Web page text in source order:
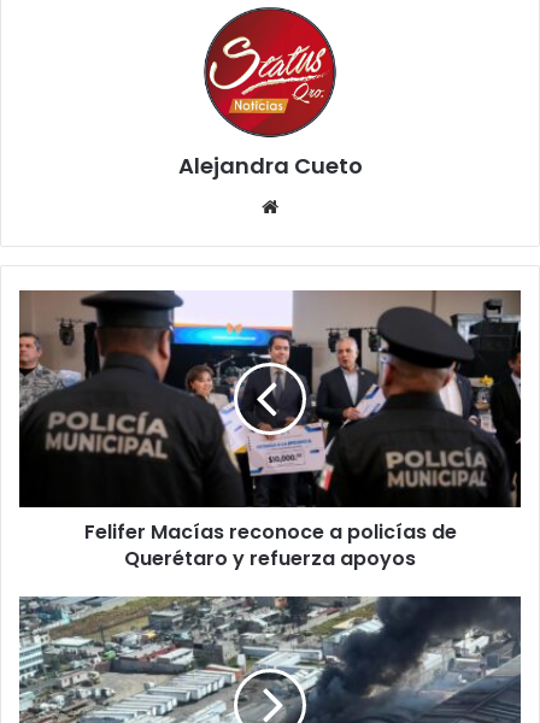
Alejandra Cueto
Macías
reconoce
a
policías
de
Querétaro
refuerza
Felifer Macías reconoce a policías de
Querétaro y refuerza apoyos
Identifican
a
pasajeros
del
jet